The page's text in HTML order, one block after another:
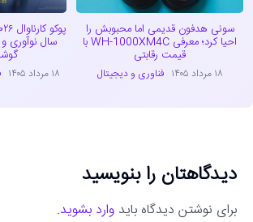
سونی هدفون قدیمی اما محبوبش را
احیا کرد؛ معرفی WH-1000XM4C با
قیمت رقابتی
۱۸ مرداد ۱۴۰۵ فناوری و دیجیتال
سال نوآوری
۱۸ مرداد ۱۴۰۵
دیدگاهتان را بنویسید
برای نوشتن دیدگاه باید وارد بشوید.